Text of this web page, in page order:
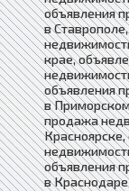
объявления
в
крае,
объявления
в
продажа
объявления
в Краснодаре